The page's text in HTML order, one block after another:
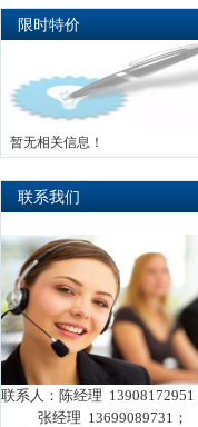
限时特价
暂无相关信息！
联系我们
联系人：陈经理 13908172951
张经理 13699089731；